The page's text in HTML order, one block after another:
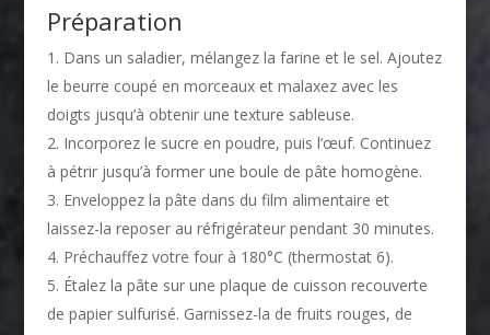
Préparation
Dans un saladier, mélangez la farine et le sel. Ajoutez
le beurre coupé en morceaux et malaxez avec les
doigts jusqu’à obtenir une texture sableuse.
Incorporez le sucre en poudre, puis l’œuf. Continuez
à pétrir jusqu’à former une boule de pâte homogène.
Enveloppez la pâte dans du film alimentaire et
laissez-la reposer au réfrigérateur pendant 30 minutes.
Préchauffez votre four à 180°C (thermostat 6).
Étalez la pâte sur une plaque de cuisson recouverte
de papier sulfurisé. Garnissez-la de fruits rouges, de